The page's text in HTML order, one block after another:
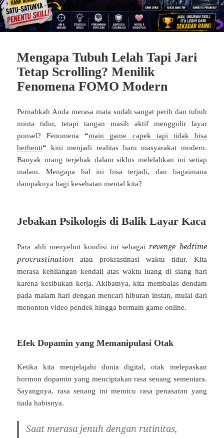
Mengapa Tubuh Lelah Tapi Jari
Tetap Scrolling? Menilik
Fenomena FOMO Modern
Pernahkah Anda merasa mata sudah sangat perih dan tubuh
minta tidur, tetapi tangan masih aktif menggulir layar
ponsel? Fenomena“main game capek tapi tidak bisa
berhenti“ kini menjadi realitas baru masyarakat modern.
Banyak orang terjebak dalam siklus melelahkan ini setiap
malam. Mengapa hal ini bisa terjadi, dan bagaimana
dampaknya bagi kesehatan mental kita?
Jebakan Psikologis di Balik Layar Kaca
Para ahli menyebut kondisi ini sebagairevenge bedtime
procrastination atau prokrastinasi waktu tidur. Kita
merasa kehilangan kendali atas waktu luang di siang hari
karena kesibukan kerja. Akibatnya, kita membalas dendam
pada malam hari dengan mencari hiburan instan, mulai dari
menonton video pendek hingga bermain game online.
Efek Dopamin yang Memanipulasi Otak
Ketika kita menjelajahi dunia digital, otak melepaskan
hormon dopamin yang menciptakan rasa senang sementara.
Sayangnya, rasa senang ini memicu rasa penasaran yang
tiada habisnya.
Saat merasa jenuh dengan rutinitas,